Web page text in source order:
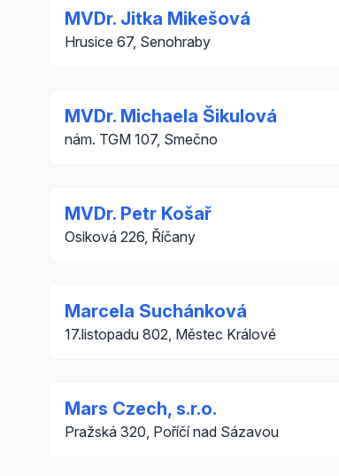
MVDr. Jitka Mikešová
Hrusice 67, Senohraby
MVDr. Michaela Šikulová
nám. TGM 107, Smečno
MVDr. Petr Košař
Osiková 226, Říčany
Marcela Suchánková
17.listopadu 802, Městec Králové
Mars Czech, s.r.o.
Pražská 320, Poříčí nad Sázavou